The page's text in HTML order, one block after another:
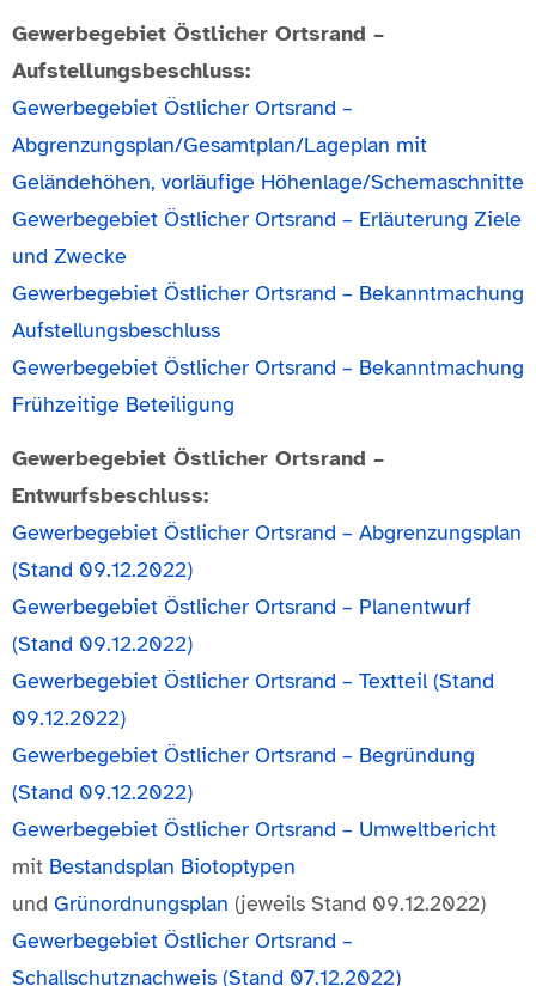
Gewerbegebiet Östlicher Ortsrand –
Aufstellungsbeschluss:
Gewerbegebiet Östlicher Ortsrand –
Abgrenzungsplan/Gesamtplan/Lageplan mit
Geländehöhen, vorläufige Höhenlage/Schemaschnitte
Gewerbegebiet Östlicher Ortsrand – Erläuterung Ziele
und Zwecke
Gewerbegebiet Östlicher Ortsrand – Bekanntmachung
Aufstellungsbeschluss
Gewerbegebiet Östlicher Ortsrand – Bekanntmachung
Frühzeitige Beteiligung
Gewerbegebiet Östlicher Ortsrand –
Entwurfsbeschluss:
Gewerbegebiet Östlicher Ortsrand – Abgrenzungsplan
(Stand 09.12.2022)
Gewerbegebiet Östlicher Ortsrand – Planentwurf
(Stand 09.12.2022)
Gewerbegebiet Östlicher Ortsrand – Textteil (Stand
09.12.2022)
Gewerbegebiet Östlicher Ortsrand – Begründung
(Stand 09.12.2022)
Gewerbegebiet Östlicher Ortsrand – Umweltbericht
mit Bestandsplan Biotoptypen
und Grünordnungsplan (jeweils Stand 09.12.2022)
Gewerbegebiet Östlicher Ortsrand –
Schallschutznachweis (Stand 07.12.2022)